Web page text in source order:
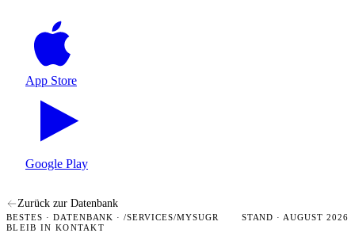
App Store
Google Play
Zurück zur Datenbank
BESTES · DATENBANK · /SERVICES/MYSUGR
STAND · AUGUST 2026
BLEIB IN KONTAKT